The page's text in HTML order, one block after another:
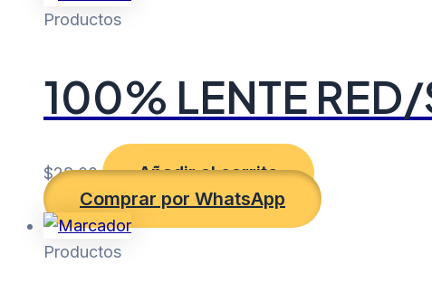
Productos
100% LENTE
$28.00
Añadir al carrito
Comprar por WhatsApp
Productos